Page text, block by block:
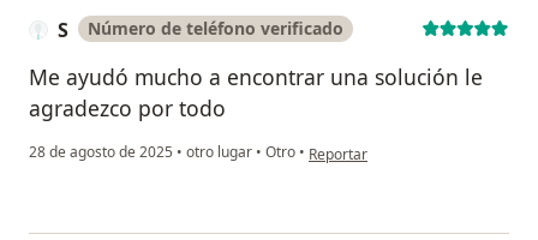
S Número de teléfono verificado
Me ayudó mucho a encontrar una solución le
agradezco por todo
28 de agosto de 2025 • otro lugar • Otro • en opinión del usuario S
Reportar